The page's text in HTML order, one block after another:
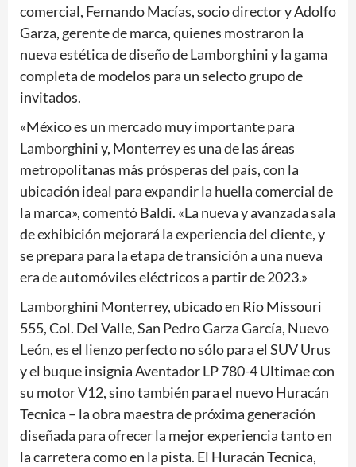
comercial, Fernando Macías, socio director y Adolfo
Garza, gerente de marca, quienes mostraron la
nueva estética de diseño de Lamborghini y la gama
completa de modelos para un selecto grupo de
invitados.
«México es un mercado muy importante para
Lamborghini y, Monterrey es una de las áreas
metropolitanas más prósperas del país, con la
ubicación ideal para expandir la huella comercial de
la marca», comentó Baldi. «La nueva y avanzada sala
de exhibición mejorará la experiencia del cliente, y
se prepara para la etapa de transición a una nueva
era de automóviles eléctricos a partir de 2023.»
Lamborghini Monterrey, ubicado en Río Missouri
555, Col. Del Valle, San Pedro Garza García, Nuevo
León, es el lienzo perfecto no sólo para el SUV Urus
y el buque insignia Aventador LP 780-4 Ultimae con
su motor V12, sino también para el nuevo Huracán
Tecnica – la obra maestra de próxima generación
diseñada para ofrecer la mejor experiencia tanto en
la carretera como en la pista. El Huracán Tecnica,